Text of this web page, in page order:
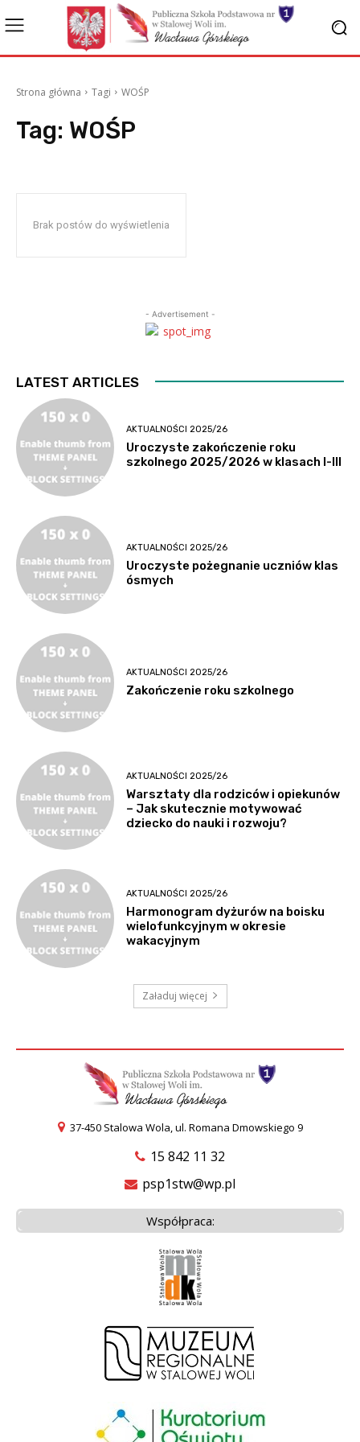
Strona główna Tagi WOŚP
Tag: WOŚP
Brak postów do wyświetlenia
- Advertisement -
LATEST ARTICLES
AKTUALNOŚCI 2025/26
Uroczyste zakończenie roku
szkolnego 2025/2026 w klasach I-III
AKTUALNOŚCI 2025/26
Uroczyste pożegnanie uczniów klas
ósmych
AKTUALNOŚCI 2025/26
Zakończenie roku szkolnego
AKTUALNOŚCI 2025/26
Warsztaty dla rodziców i opiekunów
– Jak skutecznie motywować
dziecko do nauki i rozwoju?
AKTUALNOŚCI 2025/26
Harmonogram dyżurów na boisku
wielofunkcyjnym w okresie
wakacyjnym
Załaduj więcej
37-450 Stalowa Wola, ul. Romana Dmowskiego 9
15 842 11 32
psp1stw@wp.pl
Współpraca: